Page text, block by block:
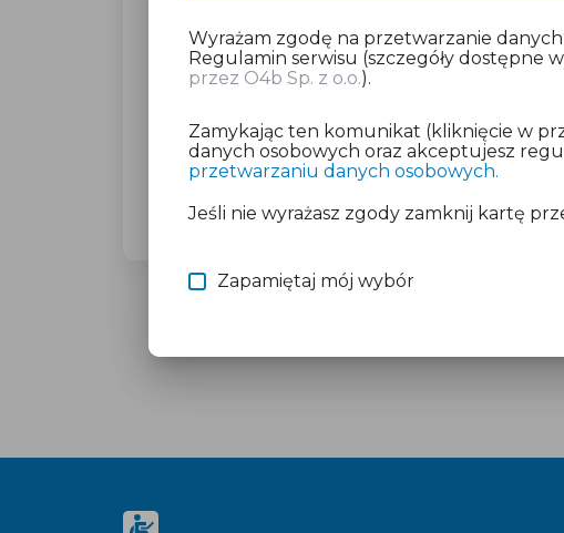
Dla wybranego miasta poprosimy Cię o
Nie martw się o płatność, jeśli masz już
Więcej informacji znajdziesz w dokumentach:
Wyrażam zgodę na przetwarzanie
Regulamin serwisu (szczegóły dostępne w
przez O4b Sp. z o.o.).
Zamykając ten komunikat (kliknięcie w
danych osobowych oraz akceptujesz
przetwarzaniu danych osobowych.
Jeśli nie wyrażasz zgody zamknij kartę
Zapamiętaj mój wybór